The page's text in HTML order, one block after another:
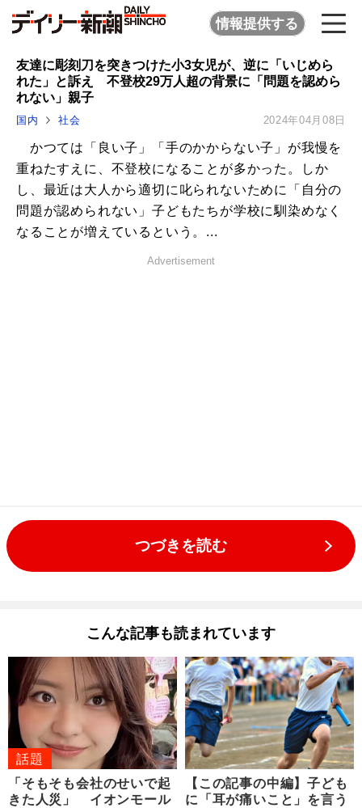
情報提供する
友達に彫刻刀を突きつけた小3女児が、逆に「いじめら
れた」と訴え 不登校29万人超の背景に「問題を認めら
れない」親子
国内 社会 2024年04月08日
かつては「良い子」「手のかからない子」が我慢を
重ねたすえに、不登校になることが多かった。しか
し、最近は大人から適切に叱られないために「自分の
問題が認められない」子どもたちが学校に馴染めなく
なることが増えているという。...
Advertisement
つづきを読む
こんな記事も読まれています
話題
「そもそも会社のせいで起
きた人災」 イオンモール
【この記事の中編】子ども
に「耳が痛いこと」を言う